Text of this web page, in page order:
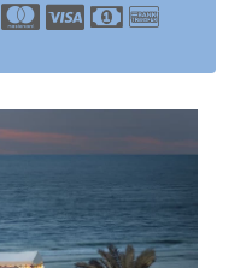
American Express
Master Card
Visa Cash